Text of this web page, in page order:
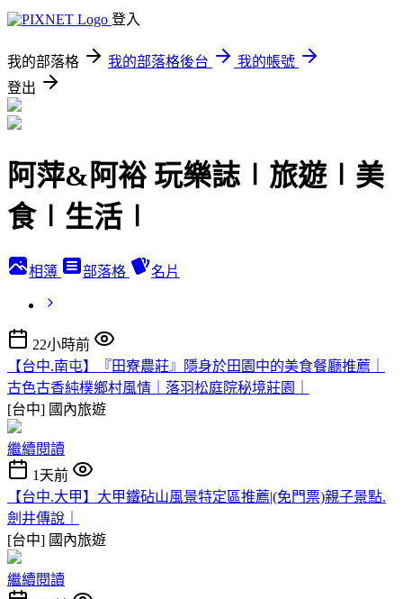
登入
我的部落格 我的部落格後台
我的帳號
登出
阿萍&阿裕 玩樂誌∣旅遊∣美
食∣生活∣
相簿 部落格 名片
22小時前
【台中.南屯】『田寮農莊』隱身於田園中的美食餐廳推薦｜
古色古香純樸鄉村風情｜落羽松庭院秘境莊園｜
[台中] 國內旅遊
繼續閱讀
1天前
【台中.大甲】大甲鐵砧山風景特定區推薦|(免門票)親子景點.
劍井傳說｜
[台中] 國內旅遊
繼續閱讀